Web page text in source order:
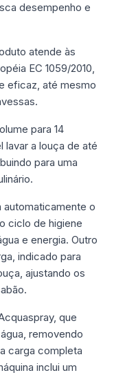
desempenho e
atende às
EC 1059/2010,
eficaz, até mesmo
para 14
a louça de até
para uma
automaticamente o
ciclo de higiene
e energia. Outro
indicado para
ajustando os
que
removendo
carga completa
inclui um